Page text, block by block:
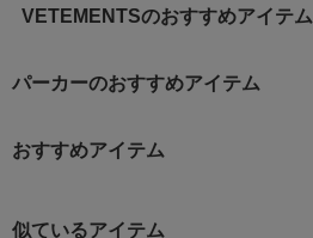
VETEMENTSのおすすめアイテム
パーカーのおすすめアイテム
おすすめアイテム